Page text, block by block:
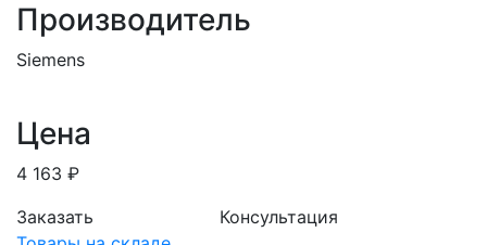
Производитель
Siemens
Цена
4 163 ₽
Заказать
Консультация